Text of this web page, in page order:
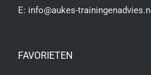
E: info@aukes-trainingenadvies.nl
FAVORIETEN